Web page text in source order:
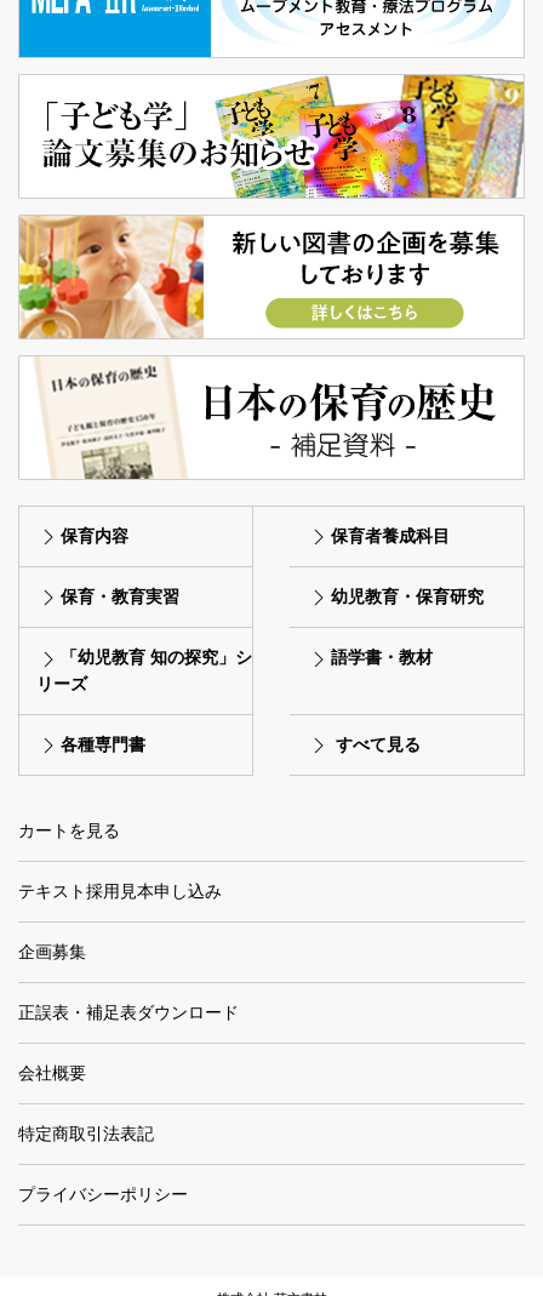
保育内容 保育者養成科目
保育・教育実習 幼児教育・保育研究
「幼児教育 知の探究」シ
リーズ
語学書・教材
各種専門書 すべて見る
カートを見る
テキスト採用見本申し込み
企画募集
正誤表・補足表ダウンロード
会社概要
特定商取引法表記
プライバシーポリシー